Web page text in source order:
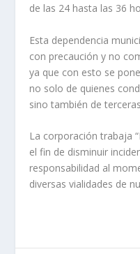
de las 24 hasta las 36
Esta dependencia
con precaución y no
ya que con esto se
no solo de quienes
sino también de
La corporación trabaja
el fin de disminuir
responsabilidad al
diversas vialidades de